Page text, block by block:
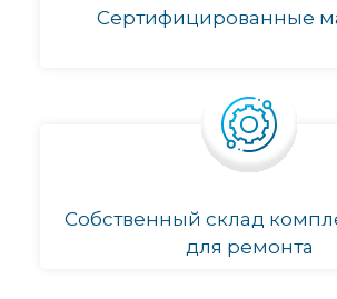
Сертифицированные
Собственный склад
для ремонта